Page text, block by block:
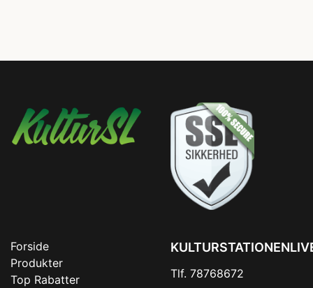
Forside
Produkter
Top Rabatter
Tlf. 78768672